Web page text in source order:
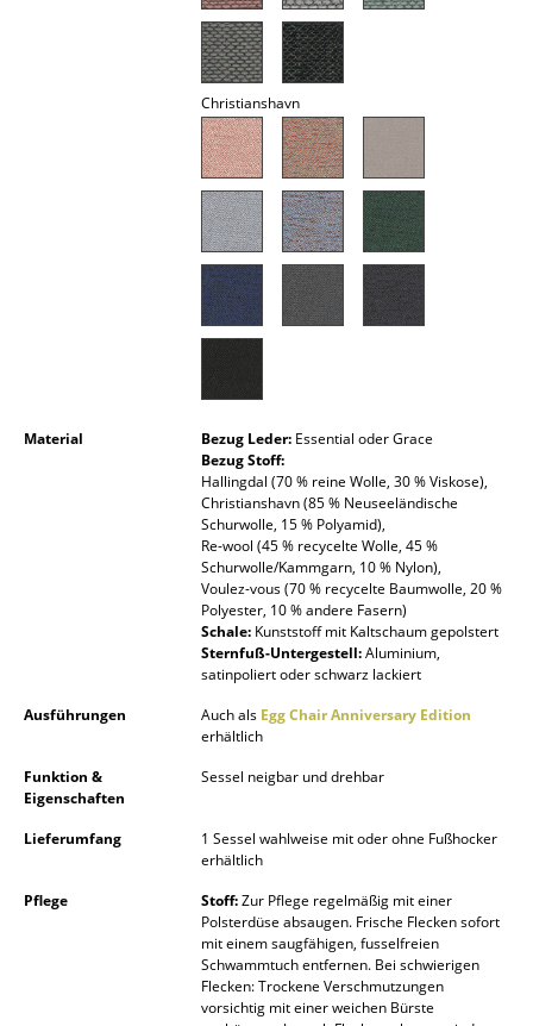
Figuren & Miniaturen
Aufbewahrungsboxen
... alle Accessoires
Schlafzimmer
Kinderzimmer
Badezimmer
Christianshavn
Material Bezug Leder: Essential oder Grace
Bezug Stoff:
Hallingdal (70 % reine Wolle, 30 % Viskose),
Christianshavn (85 % Neuseeländische
Schurwolle, 15 % Polyamid),
Re-wool (45 % recycelte Wolle, 45 %
Schurwolle/Kammgarn, 10 % Nylon),
Voulez-vous (70 % recycelte Baumwolle, 20 %
Polyester, 10 % andere Fasern)
Schale: Kunststoff mit Kaltschaum gepolstert
Sternfuß-Untergestell:Aluminium,
satinpoliert oder schwarz lackiert
Ausführungen
Auch als Egg Chair Anniversary Edition
erhältlich
Funktion &
Eigenschaften
Sessel neigbar und drehbar
Lieferumfang
1 Sessel wahlweise mit oder ohne Fußhocker
erhältlich
Pflege
Stoff:Zur Pflege regelmäßig mit einer
Polsterdüse absaugen. Frische Flecken sofort
mit einem saugfähigen, fusselfreien
Schwammtuch entfernen. Bei schwierigen
Flecken: Trockene Verschmutzungen
vorsichtig mit einer weichen Bürste